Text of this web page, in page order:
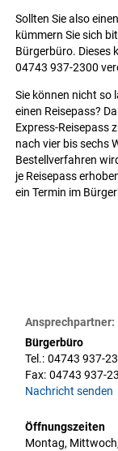
Sollten Sie also
kümmern Sie sich
Bürgerbüro. Dieses
04743 937-2300
Sie können nicht so
einen Reisepass?
Express-Reisepass
nach vier bis sechs
Bestellverfahren
je Reisepass
ein Termin im
Ansprechpartner:
Bürgerbüro
Tel.: 04743 937-
Fax: 04743 937-
Nachricht senden
Öffnungszeiten
Montag,